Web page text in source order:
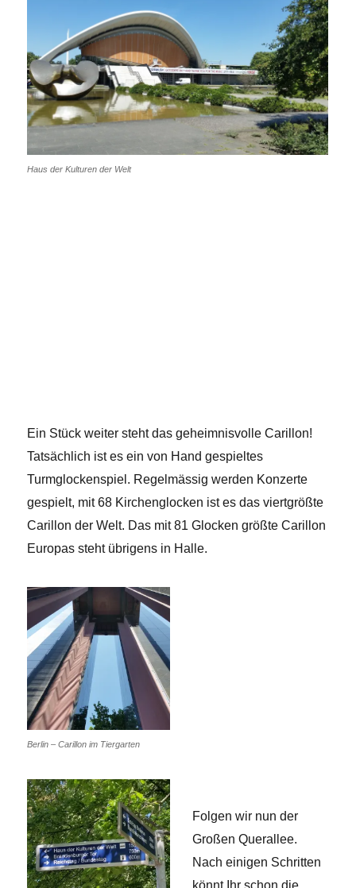
Haus der Kulturen der Welt
Ein Stück weiter steht das geheimnisvolle Carillon!
Tatsächlich ist es ein von Hand gespieltes
Turmglockenspiel. Regelmässig werden Konzerte
gespielt, mit 68 Kirchenglocken ist es das viertgrößte
Carillon der Welt. Das mit 81 Glocken größte Carillon
Europas steht übrigens in Halle.
Berlin – Carillon im Tiergarten
Folgen wir nun der
Großen Querallee.
Nach einigen Schritten
könnt Ihr schon die